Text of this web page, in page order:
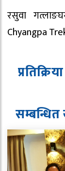
रसुवा
Chyangpa
प्रतिक्रिया